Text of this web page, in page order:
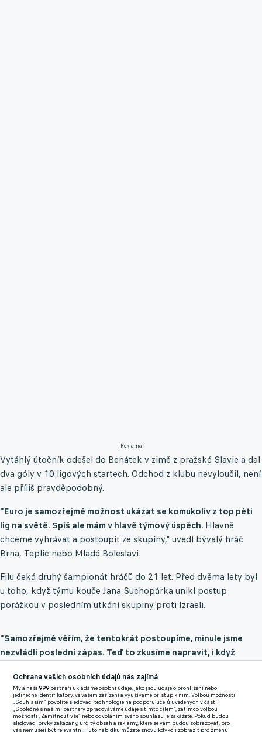
Reklama
Vytáhlý útočník odešel do Benátek v zimě z pražské Slavie a dal
dva góly v 10 ligových startech. Odchod z klubu nevyloučil, není
ale příliš pravděpodobný.
"Euro je samozřejmě možnost ukázat se komukoliv z top pěti
lig na světě. Spíš ale mám v hlavě týmový úspěch. Hlavně
chceme vyhrávat a postoupit ze skupiny," uvedl bývalý hráč
Brna, Teplic nebo Mladé Boleslavi.
Filu čeká druhý šampionát hráčů do 21 let. Před dvěma lety byl
u toho, když týmu kouče Jana Suchopárka unikl postup
porážkou v posledním utkání skupiny proti Izraeli.
"Samozřejmě věřím, že tentokrát postoupíme, minule jsme
nezvládli poslední zápas. Teď to zkusíme napravit, i když
minule,"usmál se rodák z Brna. "Možná mám i větší roli a mám z
toho i trochu lepší pocit, že přece jen tentokrát nějakou
zodpovědnost mám," přidal fotbalista, který by měl nastupovat
v útoku po boku kapitána Václava Sejka.
Ochrana vašich osobních údajů nás zajímá
My a naši999 partneři ukládáme osobní údaje, jako jsou údaje o prohlížení nebo
jedinečné identifikátory, ve vašem zařízení a využíváme přístup k nim. Volbou možnosti
„Souhlasím“ povolíte sledovací technologie na podporu účelů uvedených v části
„Společně s našimi partnery zpracováváme údaje s tímto cílem“, zatímco volbou
možnosti „Zamítnout vše“ nebo odvoláním svého souhlasu je zakážete. Pokud budou
sledovací prvky zakázány, určitý obsah a reklamy, které se vám budou zobrazovat, pro
vás nemusejí být relevantní. Tuto nabídku můžete znovu kdykoli zobrazit pro změnu